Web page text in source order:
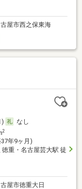
屋市西之保東海
)
なし
2
年9ヶ月)
徳重・名古屋芸大駅 徒
屋市徳重大日